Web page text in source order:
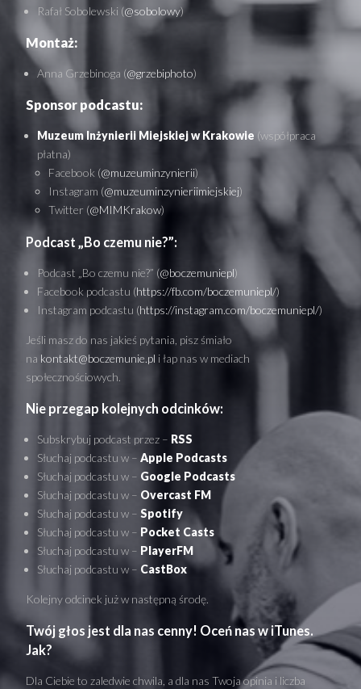
Rafał Sobolewski (@sobolowy)
Montaż:
Anna Grzebinoga (@grzebiphoto)
Sponsor podcastu:
Muzeum Inżynierii Miejskiej w Krakowie (współpraca
płatna)
Facebook (@muzeuminzynierii)
Instagram (@muzeuminzynieriimiejskiej)
Twitter (@MIMKrakow)
Podcast „Bo czemu nie?”:
Podcast „Bo czemu nie?” (@boczemuniepl)
Facebook podcastu (https://fb.com/boczemuniepl/)
Instagram podcastu (https://instagram.com/boczemuniepl/)
Jeśli masz do nas jakieś pytania, pisz śmiało
na kontakt@boczemunie.pl i łap nas w mediach
społecznościowych.
Nie przegap kolejnych odcinków:
Subskrybuj podcast przez – RSS
Słuchaj podcastu w – Apple Podcasts
Słuchaj podcastu w – Google Podcasts
Słuchaj podcastu w – Overcast FM
Słuchaj podcastu w – Spotify
Słuchaj podcastu w – Pocket Casts
Słuchaj podcastu w – PlayerFM
Słuchaj podcastu w – CastBox
Kolejny odcinek już w następną środę.
Twój głos jest dla nas cenny! Oceń nas w iTunes.
Jak?
Dla Ciebie to zaledwie chwila, a dla nas Twoja opinia i liczba